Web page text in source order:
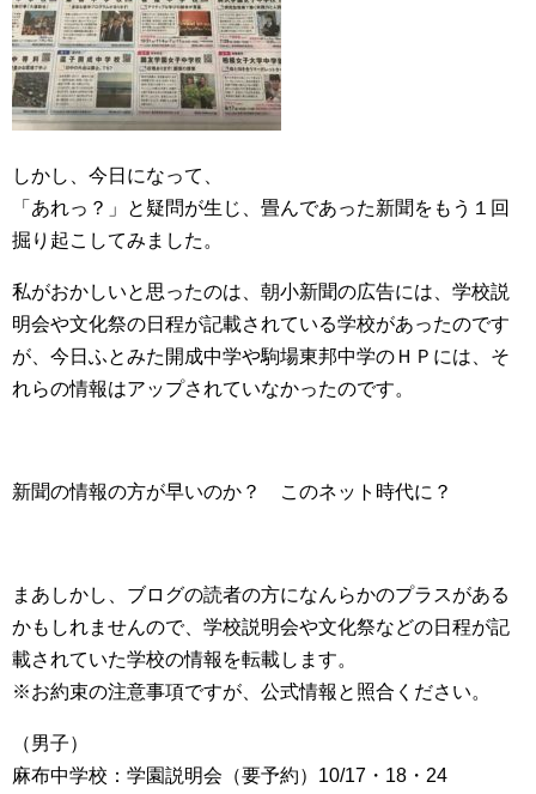
しかし、今日になって、
「あれっ？」と疑問が生じ、畳んであった新聞をもう１回
掘り起こしてみました。
私がおかしいと思ったのは、朝小新聞の広告には、学校説
明会や文化祭の日程が記載されている学校があったのです
が、今日ふとみた開成中学や駒場東邦中学のＨＰには、そ
れらの情報はアップされていなかったのです。
新聞の情報の方が早いのか？ このネット時代に？
まあしかし、ブログの読者の方になんらかのプラスがある
かもしれませんので、学校説明会や文化祭などの日程が記
載されていた学校の情報を転載します。
※お約束の注意事項ですが、公式情報と照合ください。
（男子）
麻布中学校：学園説明会（要予約）10/17・18・24